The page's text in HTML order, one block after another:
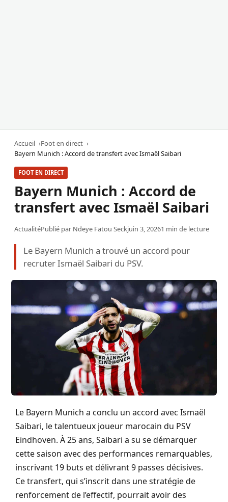
Accueil
Foot en direct
Bayern Munich : Accord de transfert avec Ismaël Saibari
FOOT EN DIRECT
Bayern Munich : Accord de
transfert avec Ismaël Saibari
ActualitéPublié par Ndeye Fatou Seckjuin 3, 20261 min de lecture
Le Bayern Munich a trouvé un accord pour
recruter Ismaël Saibari du PSV.
Le Bayern Munich a conclu un accord avec Ismaël
Saibari, le talentueux joueur marocain du PSV
Eindhoven. À 25 ans, Saibari a su se démarquer
cette saison avec des performances remarquables,
inscrivant 19 buts et délivrant 9 passes décisives.
Ce transfert, qui s’inscrit dans une stratégie de
renforcement de l’effectif, pourrait avoir des